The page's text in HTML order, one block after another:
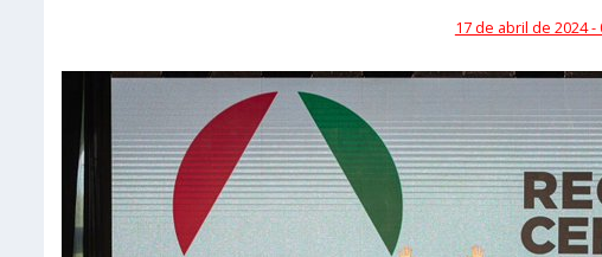
17 de abril de 2024 -